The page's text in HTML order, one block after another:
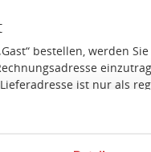
bestellen, werden
ist nur als
einer Bestellung als
hinterlegte Liefer- und
dieser Punkt